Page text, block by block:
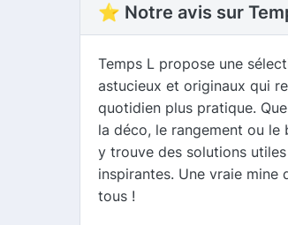
⭐ Notre avis sur
Temps L propose une
astucieux et originaux qui
quotidien plus pratique.
la déco, le rangement ou le
y trouve des solutions
inspirantes. Une vraie mine
tous !